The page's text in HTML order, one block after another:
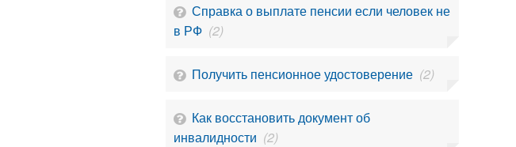
Справка о выплате пенсии если человек не
в РФ (2)
Получить пенсионное удостоверение (2)
Как восстановить документ об
инвалидности (2)